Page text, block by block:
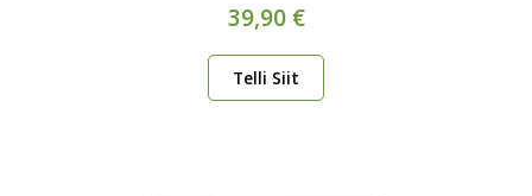
39,90 €
Telli Siit